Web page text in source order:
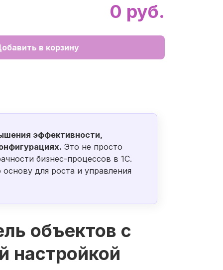
0 руб.
в корзину
эффективности,
Это не просто
бизнес-процессов в 1С.
для роста и управления
объектов с
настройкой